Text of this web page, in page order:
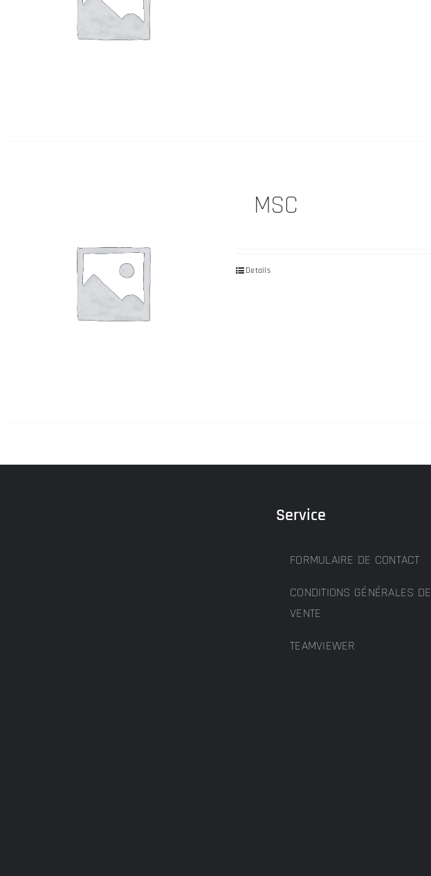
MSC
Details
Service
FORMULAIRE DE CONTACT
CONDITIONS GÉNÉRALES DE
VENTE
TEAMVIEWER